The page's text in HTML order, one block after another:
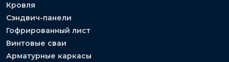
Кровля
Сэндвич-панели
Гофрированный лист
Винтовые сваи
Арматурные каркасы